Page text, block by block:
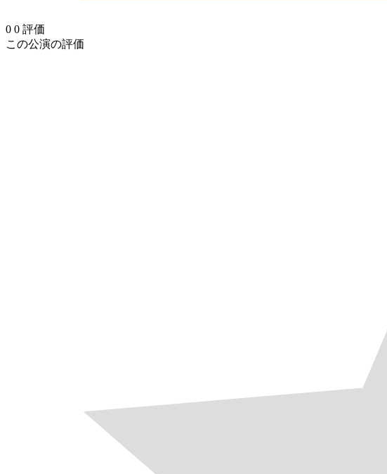
0 0 評価
この公演の評価